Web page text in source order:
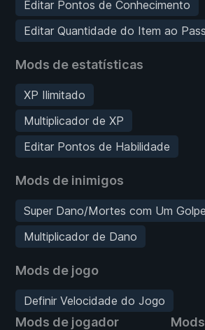
Editar Pontos de Conhecimento
Editar Quantidade do Item ao
Mods de estatísticas
XP Ilimitado
Multiplicador de XP
Editar Pontos de Habilidade
Mods de inimigos
Super Dano/Mortes com Um Golpe
Multiplicador de Dano
Mods de jogo
Definir Velocidade do Jogo
Mods de jogador